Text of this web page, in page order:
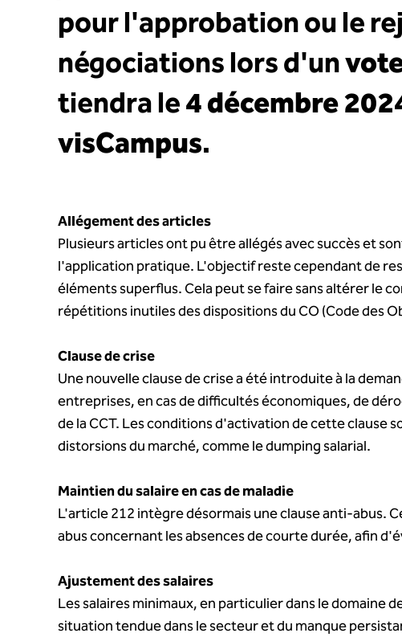
pour l'approbation ou le
négociations lors d'un
tiendra le4 décembre
visCampus.
Allégement des articles
Plusieurs articles ont pu être allégés avec succès et
l'application pratique. L'objectif reste cependant de
éléments superflus. Cela peut se faire sans altérer le
répétitions inutiles des dispositions du CO (Code des
Clause de crise
Une nouvelle clause de crise a été introduite à la
entreprises, en cas de difficultés économiques, de
de la CCT. Les conditions d'activation de cette clause
distorsions du marché, comme le dumping salarial.
Maintien du salaire en cas de maladie
L'article 212 intègre désormais une clause anti-abus.
abus concernant les absences de courte durée, afin
Ajustement des salaires
Les salaires minimaux, en particulier dans le domaine
situation tendue dans le secteur et du manque